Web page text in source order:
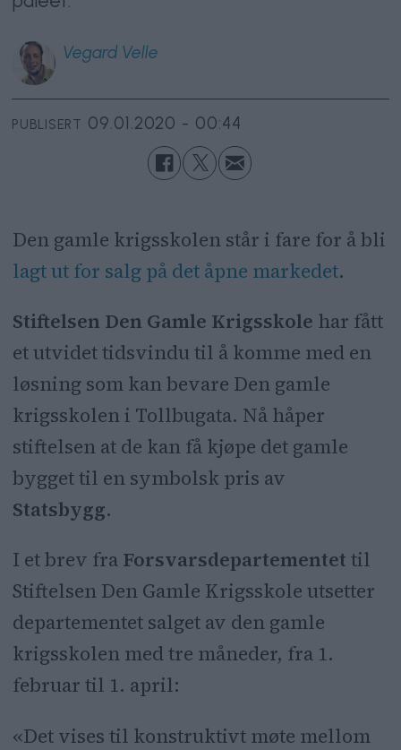
Vegard Velle
PUBLISERT 09.01.2020 - 00:44
Den gamle krigsskolen står i fare for å bli
lagt ut for salg på det åpne markedet.
Stiftelsen Den Gamle Krigsskole har fått
et utvidet tidsvindu til å komme med en
løsning som kan bevare Den gamle
krigsskolen i Tollbugata. Nå håper
stiftelsen at de kan få kjøpe det gamle
bygget til en symbolsk pris av
Statsbygg.
I et brev fra Forsvarsdepartementet til
Stiftelsen Den Gamle Krigsskole utsetter
departementet salget av den gamle
krigsskolen med tre måneder, fra 1.
februar til 1. april:
«Det vises til konstruktivt møte mellom